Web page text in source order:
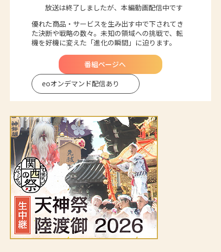
放送は終了しましたが、本編動画配信中です
優れた商品・サービスを生み出す中で下されてき
た決断や戦略の数々。未知の領域への挑戦で、転
機を好機に変えた「進化の瞬間」に迫ります。
番組ページへ
eoオンデマンド配信あり